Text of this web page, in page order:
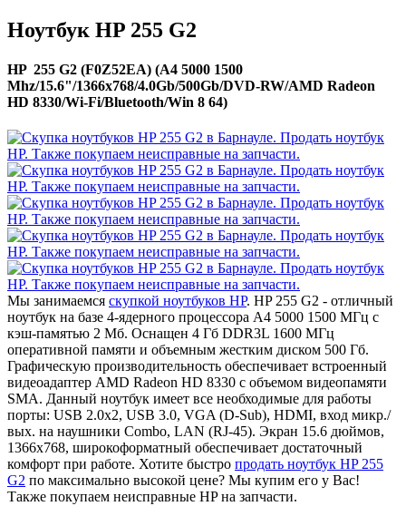
Ноутбук HP 255 G2
HP 255 G2 (F0Z52EA) (A4 5000 1500
Mhz/15.6"/1366x768/4.0Gb/500Gb/DVD-RW/AMD Radeon
HD 8330/Wi-Fi/Bluetooth/Win 8 64)
Мы занимаемся скупкой ноутбуков HP. HP 255 G2 - отличный
ноутбук на базе 4-ядерного процессора A4 5000 1500 МГц с
кэш-памятью 2 Мб. Оснащен 4 Гб DDR3L 1600 МГц
оперативной памяти и объемным жестким диском 500 Гб.
Графическую производительность обеспечивает встроенный
видеоадаптер AMD Radeon HD 8330 с объемом видеопамяти
SMA. Данный ноутбук имеет все необходимые для работы
порты: USB 2.0x2, USB 3.0, VGA (D-Sub), HDMI, вход микр./
вых. на наушники Combo, LAN (RJ-45). Экран 15.6 дюймов,
1366x768, широкоформатный обеспечивает достаточный
комфорт при работе. Хотите быстро продать ноутбук HP 255
G2 по максимально высокой цене? Мы купим его у Вас!
Также покупаем неисправные HP на запчасти.